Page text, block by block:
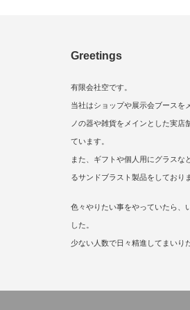
Greetings
有限会社空です。
当社はショップや展示会ブースを
ノの器や雑貨をメインとした実店
ています。
また、ギフトや個人用にグラスな
るサンドブラスト製品をしており
色々やりたい事をやっていたら、
した。
少ない人数で日々精進してまいり